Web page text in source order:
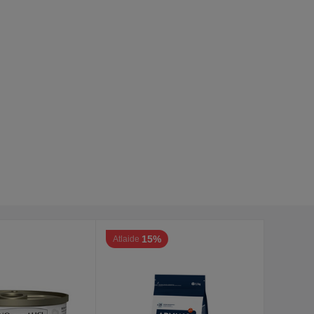
Atlaide 15%